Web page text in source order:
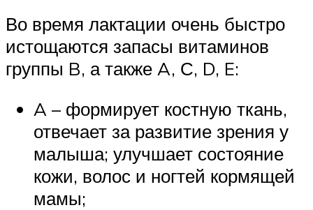
Во время лактации очень быстро
истощаются запасы витаминов
группы B, а также A, С, D, E:
A – формирует костную ткань,
отвечает за развитие зрения у
малыша; улучшает состояние
кожи, волос и ногтей кормящей
мамы;